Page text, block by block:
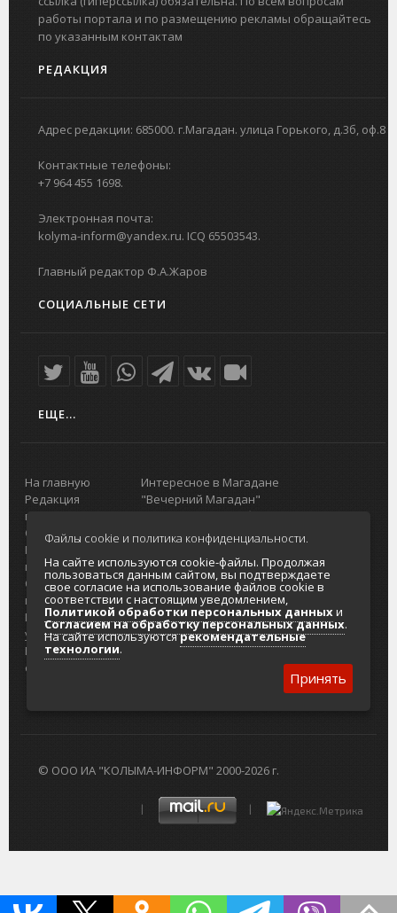
работы портала и по размещению рекламы обращайтесь
по указанным контактам
РЕДАКЦИЯ
Адрес редакции: 685000. г.Магадан. улица Горького, д.3б, оф.8
Контактные телефоны:
+7 964 455 1698.
Электронная почта:
kolyma-inform@yandex.ru. ICQ 65503543.
Главный редактор Ф.А.Жаров
СОЦИАЛЬНЫЕ СЕТИ
ЕЩЕ...
На главную
Редакция
портала
О проекте
Реклама на
портале
Отзывы и
предложения
Интернет-
услуги
Разработка
сайтов
Интересное в Магадане
"Вечерний Магадан"
Городская доска объявлений
Реклама
Главный туристический портал
Колымы
Политика в отношении обработки
персональных данных
Согласие на обработку персональных
данных
© ООО ИА "КОЛЫМА-ИНФОРМ" 2000-2026 г.
Файлы cookie и политика конфиденциальности.
На сайте используются cookie-файлы. Продолжая
пользоваться данным сайтом, вы подтверждаете
свое согласие на использование файлов cookie в
соответствии с настоящим уведомлением,
Политикой обработки персональных данныхи
Согласием на обработку персональных данных.
На сайте используютсярекомендательные
технологии.
Принять